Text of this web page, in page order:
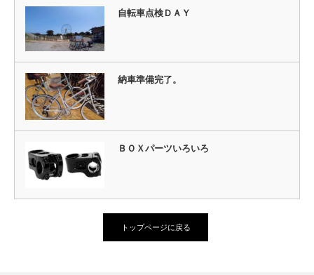
自転車点検ＤＡＹ
納車準備完了。
ＢＯＸパーツいろいろ
トップページに戻る